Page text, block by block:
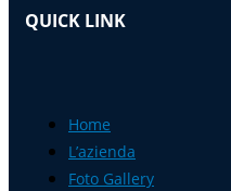
QUICK LINK
Home
L’azienda
Foto Gallery